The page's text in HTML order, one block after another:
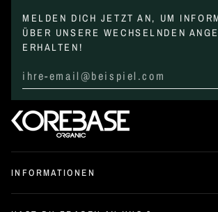
MELDEN DICH JETZT AN, UM
ÜBER UNSERE WECHSELNDEN
ERHALTEN!
INFORMATIONEN